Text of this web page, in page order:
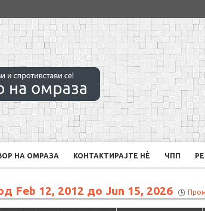
НА ОМРАЗА КОНТАКТИРАЈТЕ НÈ ЧПП
Feb 12, 2012 до Jun 15, 2026